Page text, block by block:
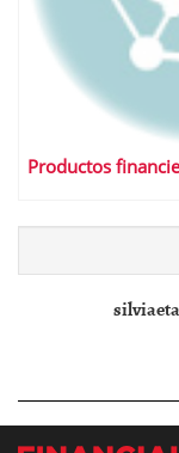
Productos